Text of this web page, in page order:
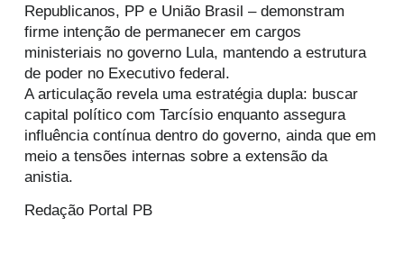
Republicanos, PP e União Brasil – demonstram
firme intenção de permanecer em cargos
ministeriais no governo Lula, mantendo a estrutura
de poder no Executivo federal.
A articulação revela uma estratégia dupla: buscar
capital político com Tarcísio enquanto assegura
influência contínua dentro do governo, ainda que em
meio a tensões internas sobre a extensão da
anistia.
Redação Portal PB